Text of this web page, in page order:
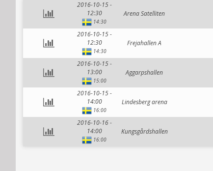
2016-10-15 -
12:30
14:30
Arena Satelliten
2016-10-15 -
12:30
14:30
Frejahallen A
2016-10-15 -
13:00
15:00
Aggarpshallen
2016-10-15 -
14:00
16:00
Lindesberg arena
2016-10-16 -
14:00
16:00
Kungsgårdshallen